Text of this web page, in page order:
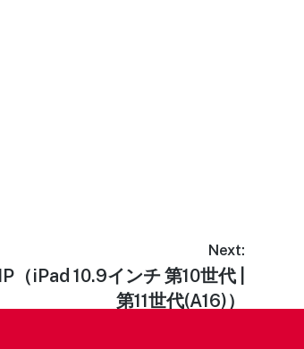
Next:
（iPad 10.9インチ 第10世代 |
第11世代(A16)）